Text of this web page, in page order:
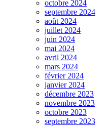
octobre 2024
septembre 2024
août 2024
juillet 2024
juin 2024
mai 2024
avril 2024
mars 2024
février 2024
janvier 2024
décembre 2023
novembre 2023
octobre 2023
septembre 2023